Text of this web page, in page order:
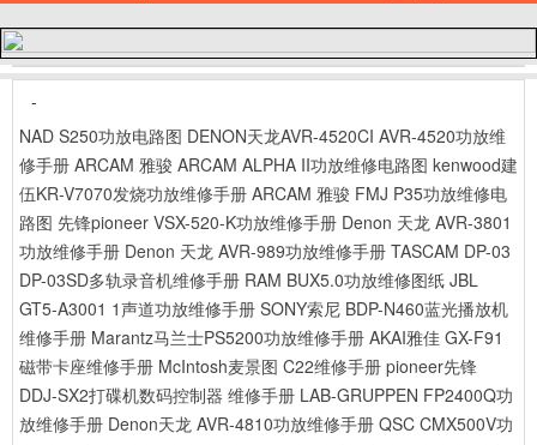
-
NAD S250功放电路图 DENON天龙AVR-4520CI AVR-4520功放维
修手册 ARCAM 雅骏 ARCAM ALPHA II功放维修电路图 kenwood建
伍KR-V7070发烧功放维修手册 ARCAM 雅骏 FMJ P35功放维修电
路图 先锋pioneer VSX-520-K功放维修手册 Denon 天龙 AVR-3801
功放维修手册 Denon 天龙 AVR-989功放维修手册 TASCAM DP-03
DP-03SD多轨录音机维修手册 RAM BUX5.0功放维修图纸 JBL
GT5-A3001 1声道功放维修手册 SONY索尼 BDP-N460蓝光播放机
维修手册 Marantz马兰士PS5200功放维修手册 AKAI雅佳 GX-F91
磁带卡座维修手册 McIntosh麦景图 C22维修手册 pioneer先锋
DDJ-SX2打碟机数码控制器 维修手册 LAB-GRUPPEN FP2400Q功
放维修手册 Denon天龙 AVR-4810功放维修手册 QSC CMX500V功